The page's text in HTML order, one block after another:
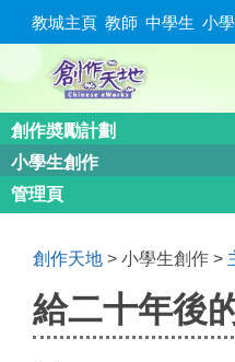
教城主頁 教師 中學生 小
創作奬勵計劃
小學生創作
管理頁
創作天地 > 小學生創作 >
給二十年後